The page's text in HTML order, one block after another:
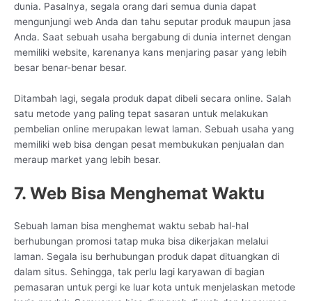
dunia. Pasalnya, segala orang dari semua dunia dapat
mengunjungi web Anda dan tahu seputar produk maupun jasa
Anda. Saat sebuah usaha bergabung di dunia internet dengan
memiliki website, karenanya kans menjaring pasar yang lebih
besar benar-benar besar.
Ditambah lagi, segala produk dapat dibeli secara online. Salah
satu metode yang paling tepat sasaran untuk melakukan
pembelian online merupakan lewat laman. Sebuah usaha yang
memiliki web bisa dengan pesat membukukan penjualan dan
meraup market yang lebih besar.
7. Web Bisa Menghemat Waktu
Sebuah laman bisa menghemat waktu sebab hal-hal
berhubungan promosi tatap muka bisa dikerjakan melalui
laman. Segala isu berhubungan produk dapat dituangkan di
dalam situs. Sehingga, tak perlu lagi karyawan di bagian
pemasaran untuk pergi ke luar kota untuk menjelaskan metode